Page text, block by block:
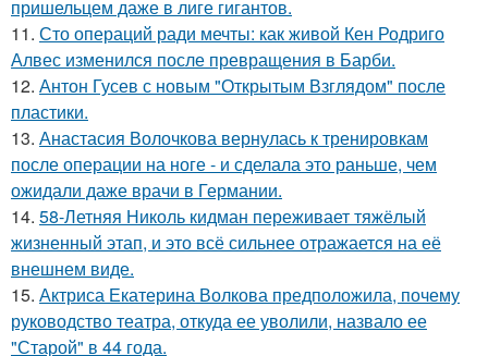
пришельцем даже в лиге гигантов.
11. Сто операций ради мечты: как живой Кен Родриго
Алвес изменился после превращения в Барби.
12. Антон Гусев с новым "Открытым Взглядом" после
пластики.
13. Анастасия Волочкова вернулась к тренировкам
после операции на ноге - и сделала это раньше, чем
ожидали даже врачи в Германии.
14. 58-Летняя Николь кидман переживает тяжёлый
жизненный этап, и это всё сильнее отражается на её
внешнем виде.
15. Актриса Екатерина Волкова предположила, почему
руководство театра, откуда ее уволили, назвало ее
"Старой" в 44 года.